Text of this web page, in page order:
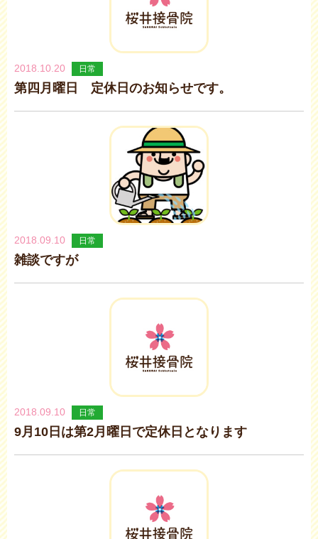
2018.10.20 日常
第四月曜日 定休日のお知らせです。
2018.09.10 日常
雑談ですが
2018.09.10 日常
9月10日は第2月曜日で定休日となります